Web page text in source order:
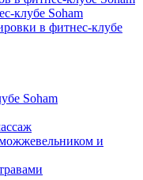
клубе Soham
в фитнес-клубе
Soham
и